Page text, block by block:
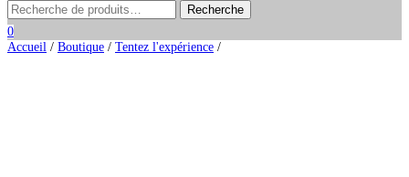
0
Accueil / Boutique / Tentez l'expérience /